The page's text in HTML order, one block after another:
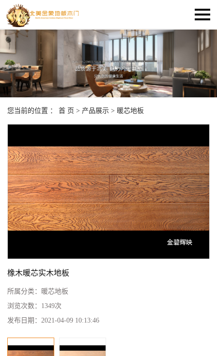
您当前的位置 ： 首 页 > 产品展示 > 暖芯地板
橡木暖芯实木地板
所属分类：
暖芯地板
浏览次数： 1349次
发布日期： 2021-04-09 10:13:46